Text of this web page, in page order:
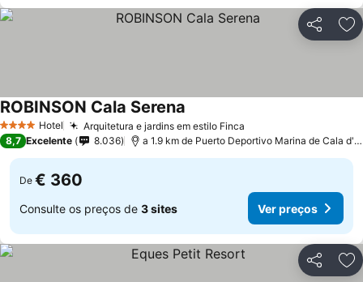
Partilhar
4 EstrelasHotel Arquitetura e jardins em estilo Finca
ROBINSON Cala Serena
8,7 Excelente 8.036 a 1.9 km de Puerto Deportivo Marina de Cala d'Or
De € 360
Consulte os preços de 3 sites Ver preços
Partilhar